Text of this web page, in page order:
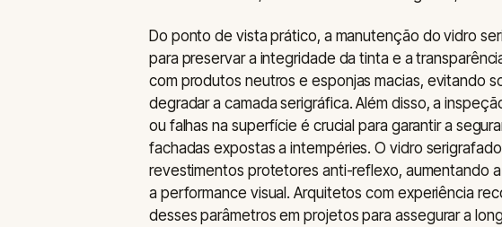
Do ponto de vista prático, a manutenção do vidro
para preservar a integridade da tinta e a
com produtos neutros e esponjas macias, evitando
degradar a camada serigráfica. Além disso, a
ou falhas na superfície é crucial para garantir a
fachadas expostas a intempéries. O vidro
revestimentos protetores anti-reflexo, aumentando
a performance visual. Arquitetos com experiência
desses parâmetros em projetos para assegurar a